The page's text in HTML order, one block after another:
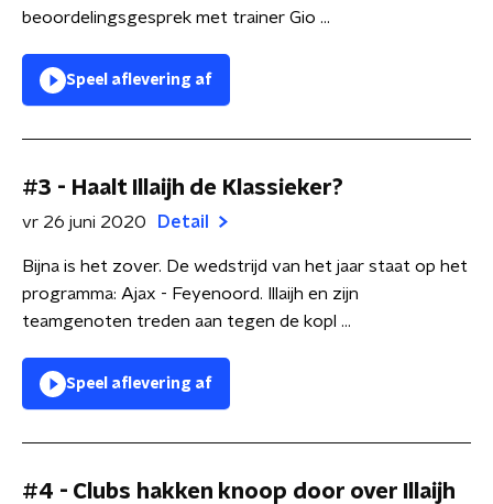
beoordelingsgesprek met trainer Gio ...
Speel aflevering af
#3 - Haalt Illaijh de Klassieker?
vr 26 juni 2020 Detail
Bijna is het zover. De wedstrijd van het jaar staat op het
programma: Ajax - Feyenoord. Illaijh en zijn
teamgenoten treden aan tegen de kopl ...
Speel aflevering af
#4 - Clubs hakken knoop door over Illaijh